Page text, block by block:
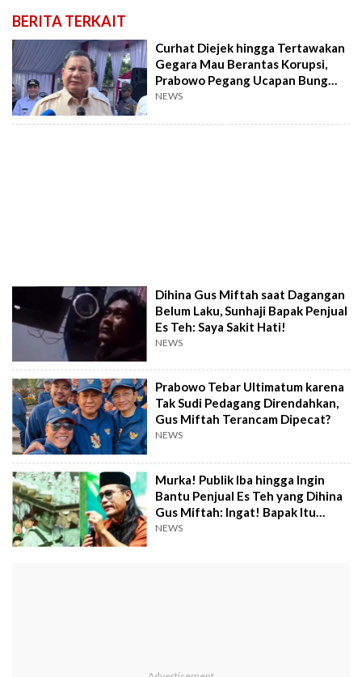
BERITA TERKAIT
Curhat Diejek hingga Tertawakan
Gegara Mau Berantas Korupsi,
Prabowo Pegang Ucapan Bung
Karno, Kenapa?
NEWS
Dihina Gus Miftah saat Dagangan
Belum Laku, Sunhaji Bapak Penjual
Es Teh: Saya Sakit Hati!
NEWS
Prabowo Tebar Ultimatum karena
Tak Sudi Pedagang Direndahkan,
Gus Miftah Terancam Dipecat?
NEWS
Murka! Publik Iba hingga Ingin
Bantu Penjual Es Teh yang Dihina
Gus Miftah: Ingat! Bapak Itu
Berjihad Nafkahi Keluarga
NEWS